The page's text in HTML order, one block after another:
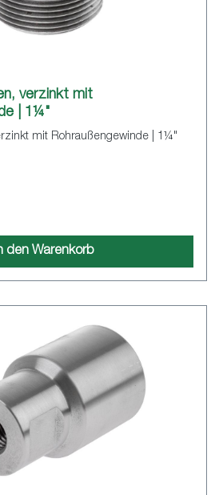
verzinkt mit
| 1¼"
mit Rohraußengewinde | 1¼"
den Warenkorb